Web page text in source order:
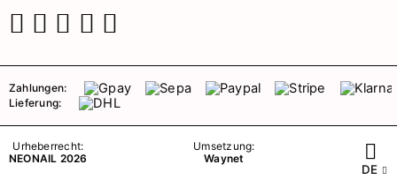
Zahlungen:
Lieferung:
Urheberrecht:
NEONAIL 2026
Umsetzung:
Waynet
DE